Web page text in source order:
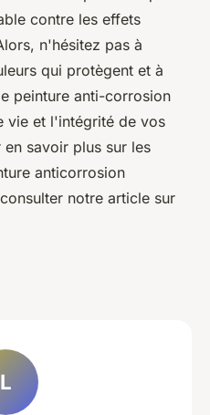
contre les effets
n'hésitez pas à
qui protègent et à
peinture anti-corrosion
vie et l'intégrité de vos
savoir plus sur les
anticorrosion
notre article sur
L